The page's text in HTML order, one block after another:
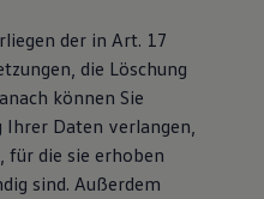
der in Art. 17
die Löschung
können Sie
Ihrer Daten verlangen,
für die sie erhoben
sind. Außerdem